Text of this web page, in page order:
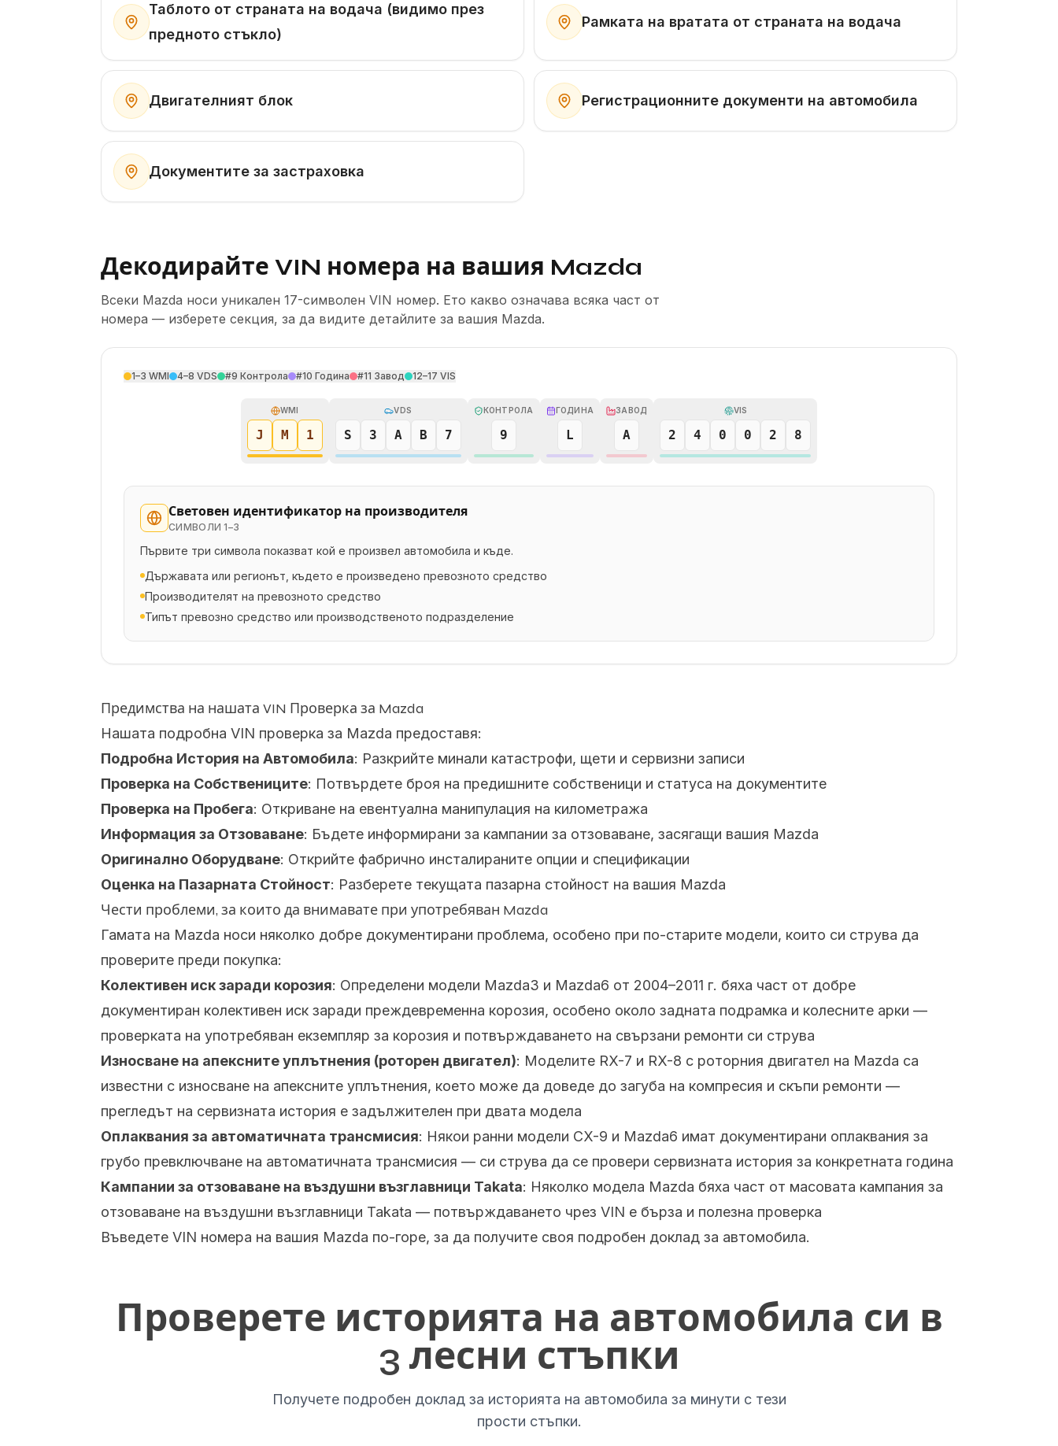
Таблото от страната на водача (видимо през
предното стъкло)
Рамката на вратата от страната на водача
Двигателният блок Регистрационните документи на автомобила
Документите за застраховка
Декодирайте VIN номера на вашия Mazda
Всеки Mazda носи уникален 17-символен VIN номер. Ето какво означава всяка част от
номера — изберете секция, за да видите детайлите за вашия Mazda.
1–3 WMI 4–8 VDS #9 Контрола #10 Година #11 Завод 12–17 VIS
WMI
J M 1
VDS
S 3 A B 7
КОНТРОЛА
9
ГОДИНА
L
ЗАВОД
A
VIS
2 4 0 0 2 8
Световен идентификатор на производителя
СИМВОЛИ 1–3
Първите три символа показват кой е произвел автомобила и къде.
Държавата или регионът, където е произведено превозното средство
Производителят на превозното средство
Типът превозно средство или производственото подразделение
Предимства на нашата VIN Проверка за Mazda
Нашата подробна VIN проверка за Mazda предоставя:
Подробна История на Автомобила: Разкрийте минали катастрофи, щети и сервизни записи
Проверка на Собствениците: Потвърдете броя на предишните собственици и статуса на документите
Проверка на Пробега: Откриване на евентуална манипулация на километража
Информация за Отзоваване: Бъдете информирани за кампании за отзоваване, засягащи вашия Mazda
Оригинално Оборудване: Открийте фабрично инсталираните опции и спецификации
Оценка на Пазарната Стойност: Разберете текущата пазарна стойност на вашия Mazda
Чести проблеми, за които да внимавате при употребяван Mazda
Гамата на Mazda носи няколко добре документирани проблема, особено при по-старите модели, които си струва да
проверите преди покупка:
Колективен иск заради корозия: Определени модели Mazda3 и Mazda6 от 2004–2011 г. бяха част от добре
документиран колективен иск заради преждевременна корозия, особено около задната подрамка и колесните арки —
проверката на употребяван екземпляр за корозия и потвърждаването на свързани ремонти си струва
Износване на апексните уплътнения (роторен двигател): Моделите RX-7 и RX-8 с роторния двигател на Mazda са
известни с износване на апексните уплътнения, което може да доведе до загуба на компресия и скъпи ремонти —
прегледът на сервизната история е задължителен при двата модела
Оплаквания за автоматичната трансмисия: Някои ранни модели CX-9 и Mazda6 имат документирани оплаквания за
грубо превключване на автоматичната трансмисия — си струва да се провери сервизната история за конкретната година
Кампании за отзоваване на въздушни възглавници Takata: Няколко модела Mazda бяха част от масовата кампания за
отзоваване на въздушни възглавници Takata — потвърждаването чрез VIN е бърза и полезна проверка
Въведете VIN номера на вашия Mazda по-горе, за да получите своя подробен доклад за автомобила.
Проверете историята на автомобила си в
3 лесни стъпки
Получете подробен доклад за историята на автомобила за минути с тези
прости стъпки.